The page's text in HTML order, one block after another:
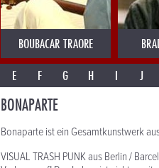
BOUBACAR TRAORE
E F G H I J
BONAPARTE
Bonaparte ist ein Gesamtkunstwerk
VISUAL TRASH PUNK aus Berlin /